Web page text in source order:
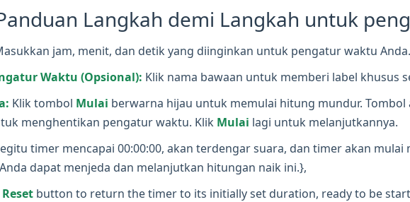
Langkah demi Langkah untuk
jam, menit, dan detik yang diinginkan untuk pengatur waktu
Waktu (Opsional): Klik nama bawaan untuk memberi label khusus
Klik tombol Mulai berwarna hijau untuk memulai hitung mundur.
menghentikan pengatur waktu. Klik Mulai lagi untuk melanjutkannya.
timer mencapai 00:00:00, akan terdengar suara, dan timer akan
dapat menjeda dan melanjutkan hitungan naik ini.},
Reset button to return the timer to its initially set duration, ready to be